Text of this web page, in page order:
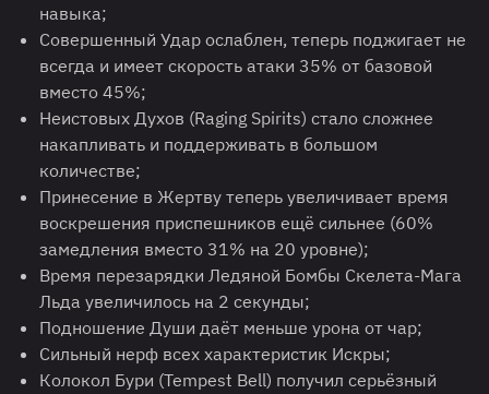
навыка;
Совершенный Удар ослаблен, теперь поджигает не
всегда и имеет скорость атаки 35% от базовой
вместо 45%;
Неистовых Духов (Raging Spirits) стало сложнее
накапливать и поддерживать в большом
количестве;
Принесение в Жертву теперь увеличивает время
воскрешения приспешников ещё сильнее (60%
замедления вместо 31% на 20 уровне);
Время перезарядки Ледяной Бомбы Скелета-Мага
Льда увеличилось на 2 секунды;
Подношение Души даёт меньше урона от чар;
Сильный нерф всех характеристик Искры;
Колокол Бури (Tempest Bell) получил серьёзный